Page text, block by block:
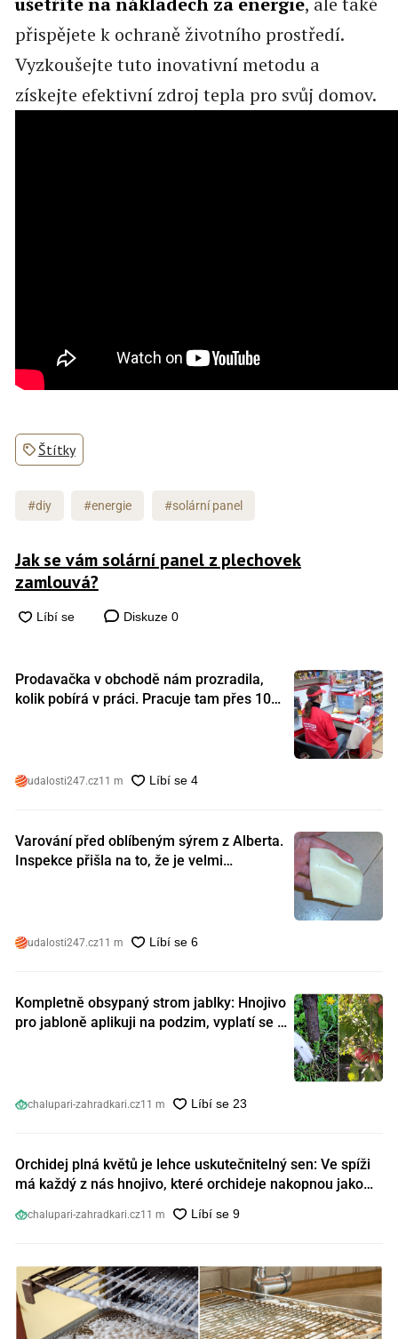
přispějete k ochraně životního prostředí.
Vyzkoušejte tuto inovativní metodu a
získejte efektivní zdroj tepla pro svůj domov.
Štítky
#diy #energie #solární panel
Jak se vám solární panel z plechovek
zamlouvá?
Diskuze 0
Prodavačka v obchodě nám prozradila,
kolik pobírá v práci. Pracuje tam přes 10
udalosti247.cz11 m
Varování před oblíbeným sýrem z Alberta.
Inspekce přišla na to, že je velmi
udalosti247.cz11 m
Kompletně obsypaný strom jablky: Hnojivo
pro jabloně aplikuji na podzim, vyplatí se s
chalupari-zahradkari.cz11 m
Orchidej plná květů je lehce uskutečnitelný sen: Ve spíži
má každý z nás hnojivo, které orchideje nakopnou jako
chalupari-zahradkari.cz11 m